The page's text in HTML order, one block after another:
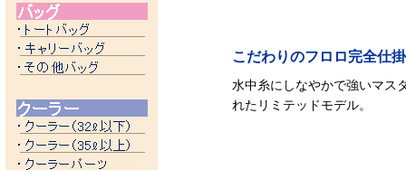
こだわりのフロロ完全仕
水中糸にしなやかで強いマス
れたリミテッドモデル。